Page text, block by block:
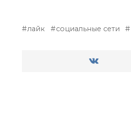
лайк социальные сети